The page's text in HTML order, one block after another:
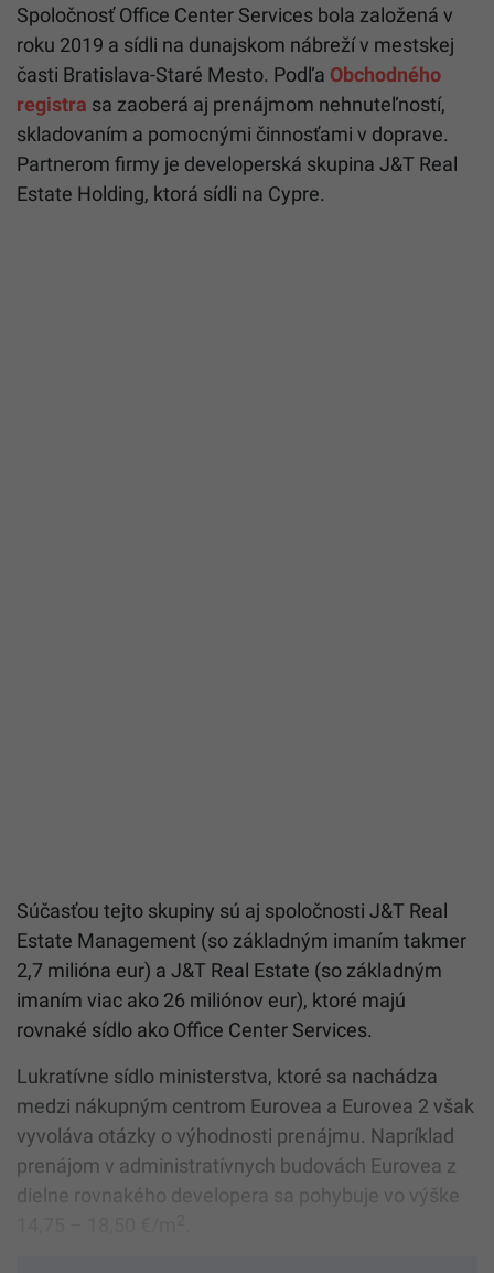
Spoločnosť Office Center Services bola založená v
roku 2019 a sídli na dunajskom nábreží v mestskej
časti Bratislava-Staré Mesto. Podľa Obchodného
registra sa zaoberá aj prenájmom nehnuteľností,
skladovaním a pomocnými činnosťami v doprave.
Partnerom firmy je developerská skupina J&T Real
Estate Holding, ktorá sídli na Cypre.
Súčasťou tejto skupiny sú aj spoločnosti J&T Real
Estate Management (so základným imaním takmer
2,7 milióna eur) a J&T Real Estate (so základným
imaním viac ako 26 miliónov eur), ktoré majú
rovnaké sídlo ako Office Center Services.
Lukratívne sídlo ministerstva, ktoré sa nachádza
medzi nákupným centrom Eurovea a Eurovea 2 však
vyvoláva otázky o výhodnosti prenájmu. Napríklad
prenájom v administratívnych budovách Eurovea z
dielne rovnakého developera sa pohybuje vo výške